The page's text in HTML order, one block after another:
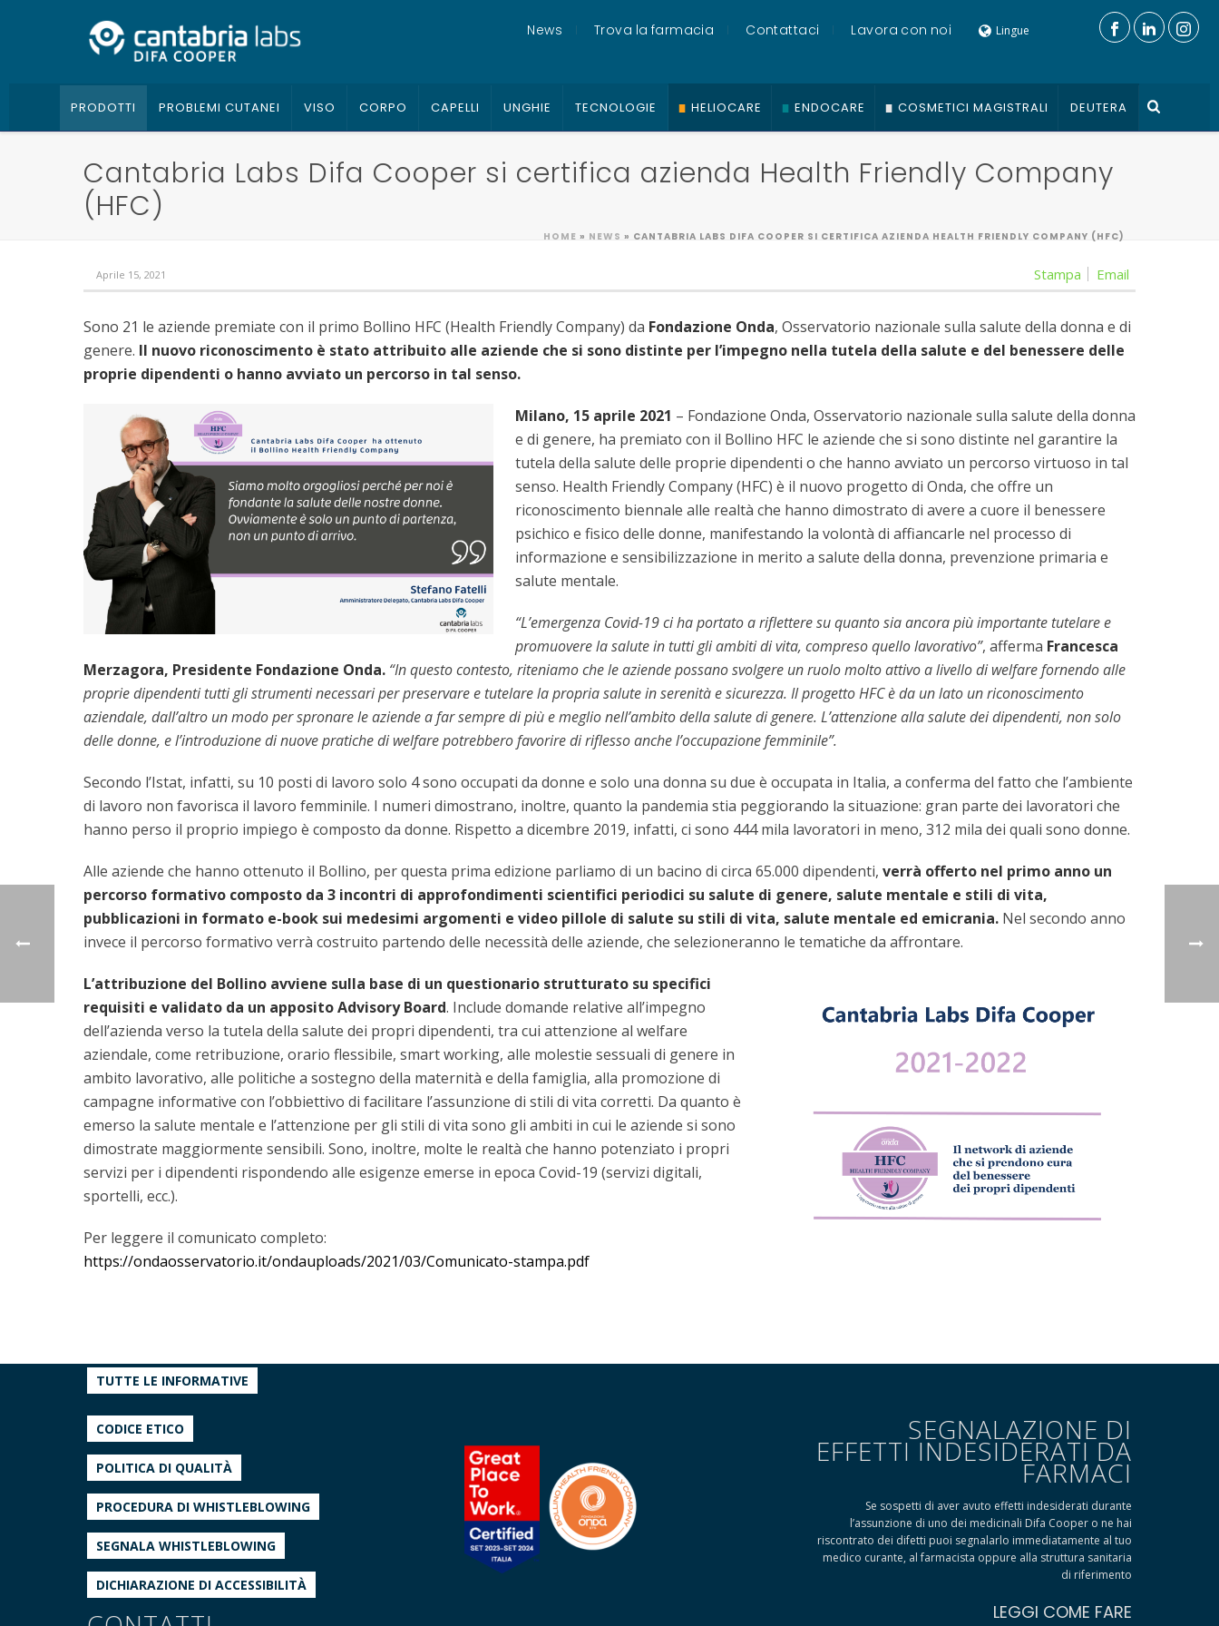
News Trova la farmacia Contattaci Lavora con noi Lingue
PRODOTTI PROBLEMI CUTANEI VISO CORPO CAPELLI UNGHIE TECNOLOGIE HELIOCARE ENDOCARE COSMETICI MAGISTRALI DEUTERA
Cantabria Labs Difa Cooper si certifica azienda Health Friendly Company
(HFC)
HOME » NEWS » CANTABRIA LABS DIFA COOPER SI CERTIFICA AZIENDA HEALTH FRIENDLY COMPANY (HFC)
Stampa Email
Aprile 15, 2021
Sono 21 le aziende premiate con il primo Bollino HFC (Health Friendly Company) da Fondazione Onda, Osservatorio nazionale sulla salute della donna e di
genere. Il nuovo riconoscimento è stato attribuito alle aziende che si sono distinte per l’impegno nella tutela della salute e del benessere delle
proprie dipendenti o hanno avviato un percorso in tal senso.
Milano, 15 aprile 2021 – Fondazione Onda, Osservatorio nazionale sulla salute della donna
e di genere, ha premiato con il Bollino HFC le aziende che si sono distinte nel garantire la
tutela della salute delle proprie dipendenti o che hanno avviato un percorso virtuoso in tal
senso. Health Friendly Company (HFC) è il nuovo progetto di Onda, che offre un
riconoscimento biennale alle realtà che hanno dimostrato di avere a cuore il benessere
psichico e fisico delle donne, manifestando la volontà di affiancarle nel processo di
informazione e sensibilizzazione in merito a salute della donna, prevenzione primaria e
salute mentale.
“L’emergenza Covid-19 ci ha portato a riflettere su quanto sia ancora più importante tutelare e
promuovere la salute in tutti gli ambiti di vita, compreso quello lavorativo”, afferma Francesca
Merzagora, Presidente Fondazione Onda. “In questo contesto, riteniamo che le aziende possano svolgere un ruolo molto attivo a livello di welfare fornendo alle
proprie dipendenti tutti gli strumenti necessari per preservare e tutelare la propria salute in serenità e sicurezza. Il progetto HFC è da un lato un riconoscimento
aziendale, dall’altro un modo per spronare le aziende a far sempre di più e meglio nell’ambito della salute di genere. L’attenzione alla salute dei dipendenti, non solo
delle donne, e l’introduzione di nuove pratiche di welfare potrebbero favorire di riflesso anche l’occupazione femminile”.
Secondo l’Istat, infatti, su 10 posti di lavoro solo 4 sono occupati da donne e solo una donna su due è occupata in Italia, a conferma del fatto che l’ambiente
di lavoro non favorisca il lavoro femminile. I numeri dimostrano, inoltre, quanto la pandemia stia peggiorando la situazione: gran parte dei lavoratori che
hanno perso il proprio impiego è composto da donne. Rispetto a dicembre 2019, infatti, ci sono 444 mila lavoratori in meno, 312 mila dei quali sono donne.
Alle aziende che hanno ottenuto il Bollino, per questa prima edizione parliamo di un bacino di circa 65.000 dipendenti, verrà offerto nel primo anno un
percorso formativo composto da 3 incontri di approfondimenti scientifici periodici su salute di genere, salute mentale e stili di vita,
pubblicazioni in formato e-book sui medesimi argomenti e video pillole di salute su stili di vita, salute mentale ed emicrania. Nel secondo anno
invece il percorso formativo verrà costruito partendo delle necessità delle aziende, che selezioneranno le tematiche da affrontare.
L’attribuzione del Bollino avviene sulla base di un questionario strutturato su specifici
requisiti e validato da un apposito Advisory Board. Include domande relative all’impegno
dell’azienda verso la tutela della salute dei propri dipendenti, tra cui attenzione al welfare
aziendale, come retribuzione, orario flessibile, smart working, alle molestie sessuali di genere in
ambito lavorativo, alle politiche a sostegno della maternità e della famiglia, alla promozione di
campagne informative con l’obbiettivo di facilitare l’assunzione di stili di vita corretti. Da quanto è
emerso la salute mentale e l’attenzione per gli stili di vita sono gli ambiti in cui le aziende si sono
dimostrate maggiormente sensibili. Sono, inoltre, molte le realtà che hanno potenziato i propri
servizi per i dipendenti rispondendo alle esigenze emerse in epoca Covid-19 (servizi digitali,
sportelli, ecc.).
Per leggere il comunicato completo:
https://ondaosservatorio.it/ondauploads/2021/03/Comunicato-stampa.pdf
TUTTE LE INFORMATIVE
CODICE ETICO
POLITICA DI QUALITÀ
PROCEDURA DI WHISTLEBLOWING
SEGNALA WHISTLEBLOWING
DICHIARAZIONE DI ACCESSIBILITÀ
SEGNALAZIONE DI
EFFETTI INDESIDERATI DA
FARMACI
Se sospetti di aver avuto effetti indesiderati durante
l’assunzione di uno dei medicinali Difa Cooper o ne hai
riscontrato dei difetti puoi segnalarlo immediatamente al tuo
medico curante, al farmacista oppure alla struttura sanitaria
di riferimento
LEGGI COME FARE